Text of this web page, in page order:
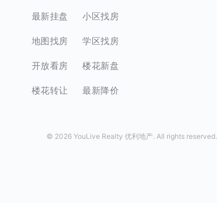
最新挂盘 小区找房
地图找房 学区找房
开放看房 楼花新盘
楼花转让 最新降价
© 2026 YouLive Realty 优利地产. All rights reserved.